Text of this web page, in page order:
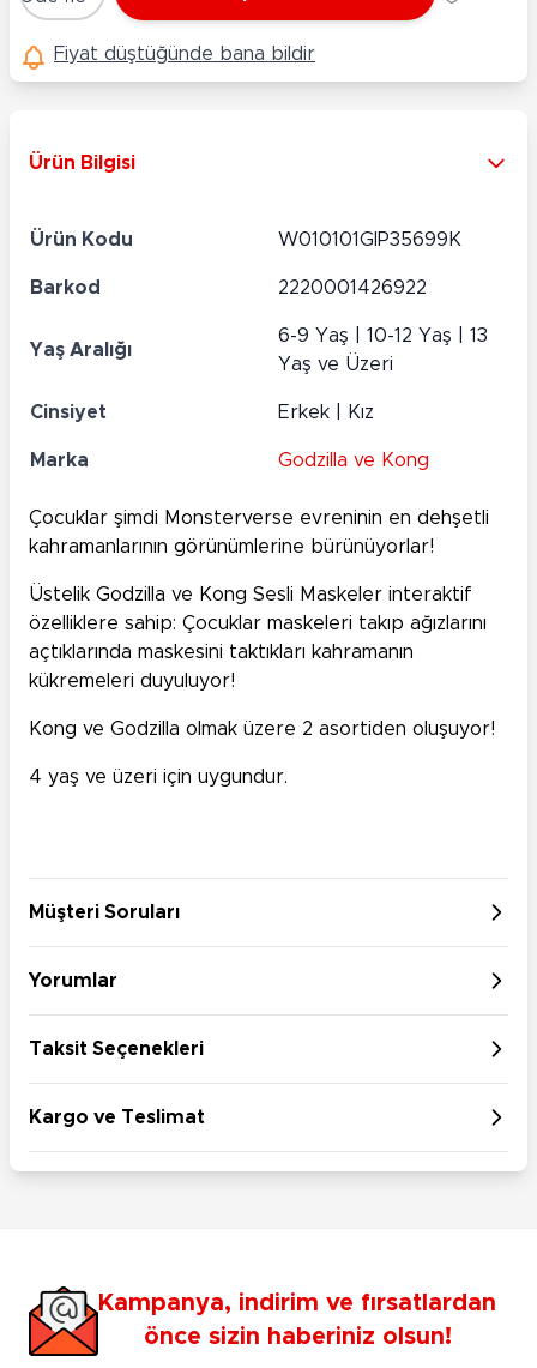
Adet
Fiyat düştüğünde bana bildir
Ürün Bilgisi
Ürün Kodu W010101GIP35699K
Barkod 2220001426922
Yaş Aralığı
6-9 Yaş | 10-12 Yaş | 13
Yaş ve Üzeri
Cinsiyet Erkek | Kız
Marka Godzilla ve Kong
Çocuklar şimdi Monsterverse evreninin en dehşetli
kahramanlarının görünümlerine bürünüyorlar!
Üstelik Godzilla ve Kong Sesli Maskeler interaktif
özelliklere sahip: Çocuklar maskeleri takıp ağızlarını
açtıklarında maskesini taktıkları kahramanın
kükremeleri duyuluyor!
Kong ve Godzilla olmak üzere 2 asortiden oluşuyor!
4 yaş ve üzeri için uygundur.
Müşteri Soruları
Yorumlar
Taksit Seçenekleri
Kargo ve Teslimat
Kampanya, indirim ve fırsatlardan
önce sizin haberiniz olsun!